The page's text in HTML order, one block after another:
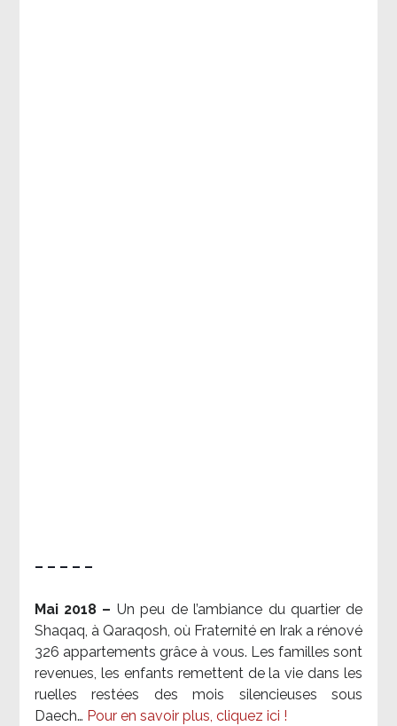
– – – – –
Mai 2018 – Un peu de l’ambiance du quartier de
Shaqaq, à Qaraqosh, où Fraternité en Irak a rénové
326 appartements grâce à vous. Les familles sont
revenues, les enfants remettent de la vie dans les
ruelles restées des mois silencieuses sous
Daech… Pour en savoir plus, cliquez ici !